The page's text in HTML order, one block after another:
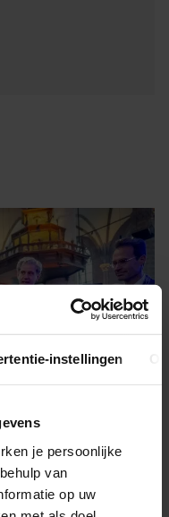
instellingen
je persoonlijke
van
op uw